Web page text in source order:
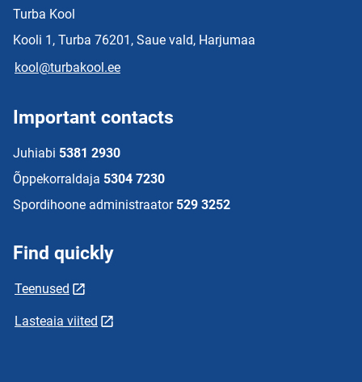
Turba Kool
Kooli 1, Turba 76201, Saue vald, Harjumaa
kool@turbakool.ee
Important contacts
Juhiabi 5381 2930
Õppekorraldaja 5304 7230
Spordihoone administraator 529 3252
Find quickly
Teenused
Lasteaia viited